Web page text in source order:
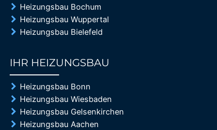
Heizungsbau Bochum
Heizungsbau Wuppertal
Heizungsbau Bielefeld
IHR HEIZUNGSBAU
Heizungsbau Bonn
Heizungsbau Wiesbaden
Heizungsbau Gelsenkirchen
Heizungsbau Aachen